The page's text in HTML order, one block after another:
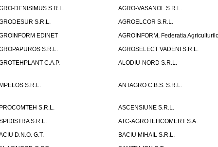
DENISIMUS S.R.L.
AGRO-VASANOL S.R.L.
S.R.L.
AGROELCOR S.R.L.
EDINET
AGROINFORM, Federatia
S.R.L.
AGROSELECT VADENI S.R.L.
C.A.P.
ALODIU-NORD S.R.L.
S.R.L. ANTAGRO C.B.S. S.R.L.
S.R.L.
ASCENSIUNE S.R.L.
S.R.L.
ATC-AGROTEHCOMERT S.A.
D.N.O. G.T.
BACIU MIHAIL S.R.L.